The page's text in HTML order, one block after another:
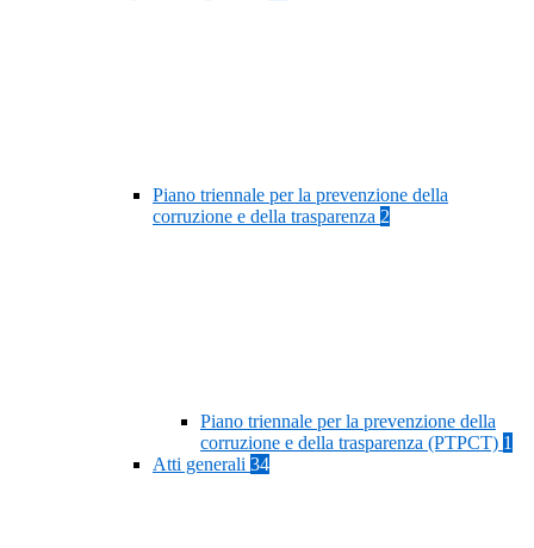
Piano triennale per la prevenzione della
corruzione e della trasparenza 2
Piano triennale per la prevenzione della
corruzione e della trasparenza (PTPCT) 1
Atti generali 34